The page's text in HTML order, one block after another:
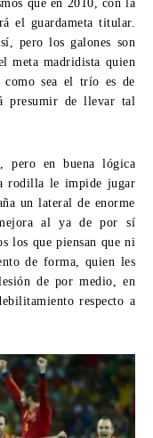
que en 2010, con la
el guardameta titular.
pero los galones son
meta madridista quien
como sea el trío es de
presumir de llevar tal
pero en buena lógica
rodilla le impide jugar
un lateral de enorme
al ya de por sí
los que piensan que ni
de forma, quien les
de por medio, en
respecto a